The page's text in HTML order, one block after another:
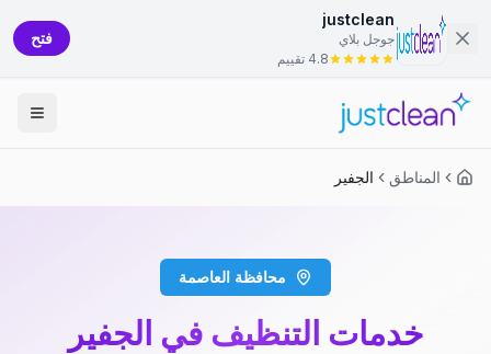
justclean
جوجل بلاي
4.8 تقييم
فتح
المناطق الجفير
محافظة العاصمة
خدمات التنظيف في الجفير